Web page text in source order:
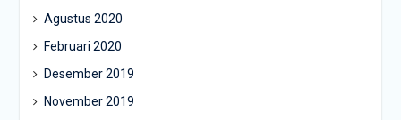
Agustus 2020
Februari 2020
Desember 2019
November 2019